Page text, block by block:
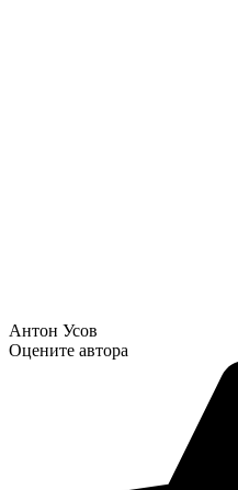
Антон Усов
Оцените автора